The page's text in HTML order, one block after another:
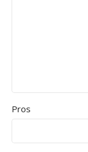
Pros